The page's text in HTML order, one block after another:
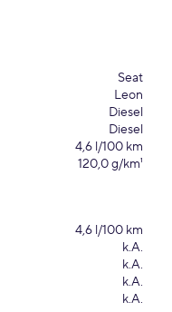
Seat
Leon
Diesel
Diesel
4,6 l/100 km
120,0 g/km¹
4,6 l/100 km
k.A.
k.A.
k.A.
k.A.